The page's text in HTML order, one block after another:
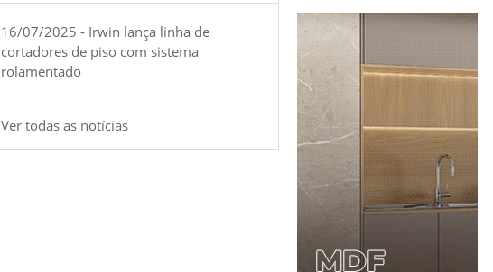
16/07/2025 - Irwin lança linha de
cortadores de piso com sistema
rolamentado
Ver todas as notícias